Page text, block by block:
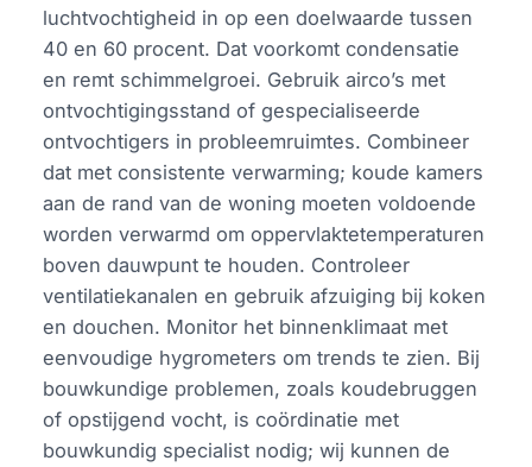
luchtvochtigheid in op een doelwaarde tussen
40 en 60 procent. Dat voorkomt condensatie
en remt schimmelgroei. Gebruik airco’s met
ontvochtigingsstand of gespecialiseerde
ontvochtigers in probleemruimtes. Combineer
dat met consistente verwarming; koude kamers
aan de rand van de woning moeten voldoende
worden verwarmd om oppervlaktetemperaturen
boven dauwpunt te houden. Controleer
ventilatiekanalen en gebruik afzuiging bij koken
en douchen. Monitor het binnenklimaat met
eenvoudige hygrometers om trends te zien. Bij
bouwkundige problemen, zoals koudebruggen
of opstijgend vocht, is coördinatie met
bouwkundig specialist nodig; wij kunnen de